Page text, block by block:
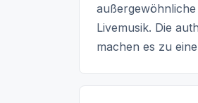
Livemusik. Die
machen es zu